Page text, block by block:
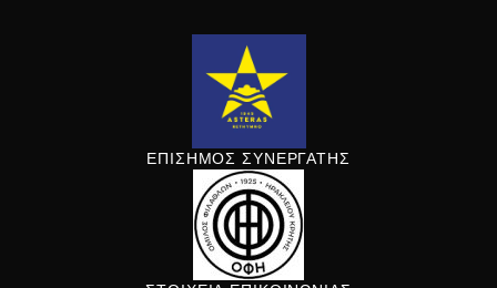
ΕΠΙΣΗΜΟΣ ΣΥΝΕΡΓΑΤΗΣ